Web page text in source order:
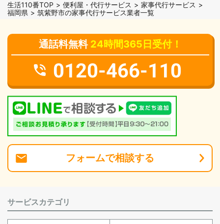
生活110番TOP 便利屋・代行サービス
家事代行サービス
福岡県
筑紫野市の家事代行サービス業者一覧
通話料無料 24時間365日受付！
0120-466-110
フォームで相談する
サービスカテゴリ